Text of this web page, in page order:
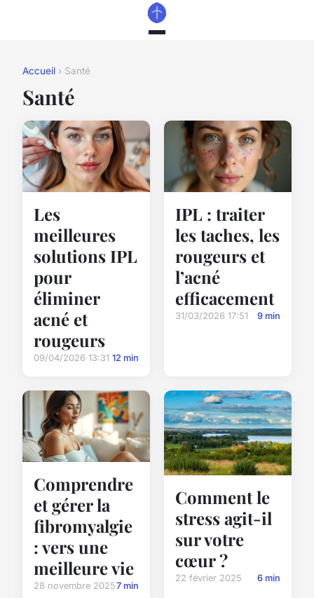
Accueil › Santé
Santé
Les
meilleures
solutions IPL
pour
éliminer
acné et
rougeurs
09/04/2026 13:31 12 min
IPL : traiter
les taches, les
rougeurs et
l’acné
efficacement
31/03/2026 17:51 9 min
Comprendre
et gérer la
fibromyalgie
: vers une
meilleure vie
28 novembre 20257 min
Comment le
stress agit-il
sur votre
cœur ?
22 février 2025 6 min